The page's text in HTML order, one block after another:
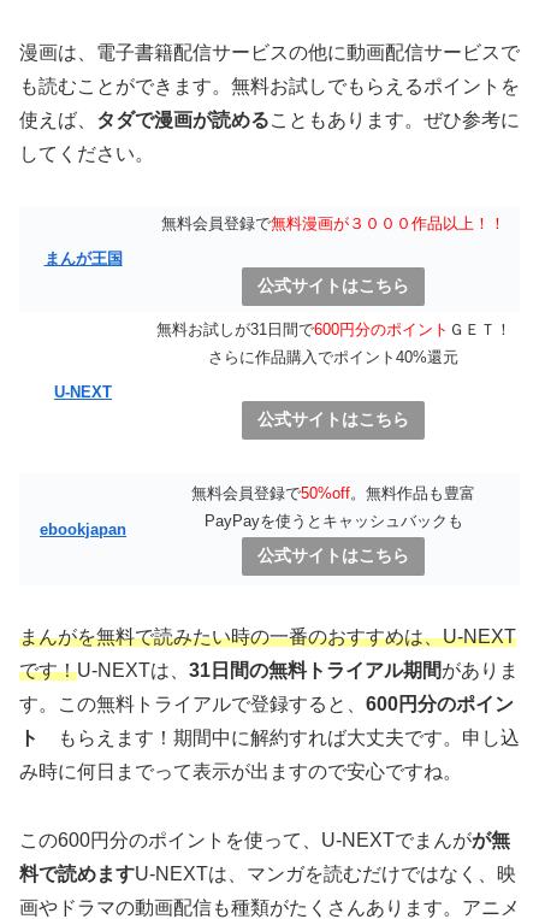
漫画は、電子書籍配信サービスの他に動画配信サービスで
も読むことができます。無料お試しでもらえるポイントを
使えば、 タダで漫画が読めることもあります。ぜひ参考に
してください。
まんが王国
無料会員登録で無料漫画が３０００作品以上！！
公式サイトはこちら
U-NEXT
無料お試しが31日間で600円分のポイント ＧＥＴ！
さらに作品購入でポイント40%還元
公式サイトはこちら
ebookjapan
無料会員登録で50%off。無料作品も豊富
PayPayを使うとキャッシュバックも
公式サイトはこちら
まんがを無料で読みたい時の一番のおすすめは、U-NEXT
です！U-NEXTは、 31日間の無料トライアル期間がありま
す。この無料トライアルで登録すると、 600円分のポイン
ト
もらえます！期間中に解約すれば大丈夫です。申し込
み時に何日までって表示が出ますので安心ですね。
この600円分のポイントを使って、U-NEXTでまんがが無
料で読めますU-NEXTは、マンガを読むだけではなく、映
画やドラマの動画配信も種類がたくさんあります。アニメ